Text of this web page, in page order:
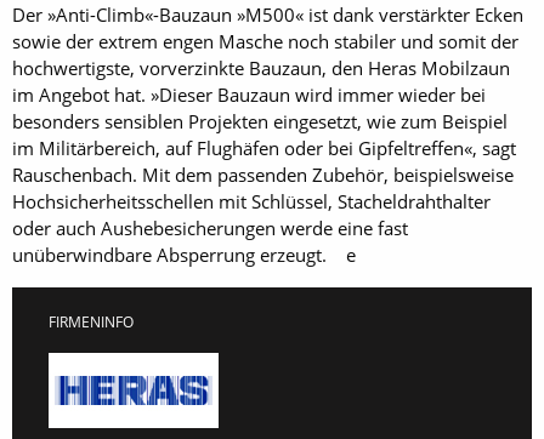
Der »Anti-Climb«-Bauzaun »M500« ist dank verstärkter Ecken
sowie der extrem engen Masche noch stabiler und somit der
hochwertigste, vorverzinkte Bauzaun, den Heras Mobilzaun
im Angebot hat. »Dieser Bauzaun wird immer wieder bei
besonders sensiblen Projekten eingesetzt, wie zum Beispiel
im Militärbereich, auf Flughäfen oder bei Gipfeltreffen«, sagt
Rauschenbach. Mit dem passenden Zubehör, beispielsweise
Hochsicherheitsschellen mit Schlüssel, Stacheldrahthalter
oder auch Aushebesicherungen werde eine fast
unüberwindbare Absperrung erzeugt. e
FIRMENINFO